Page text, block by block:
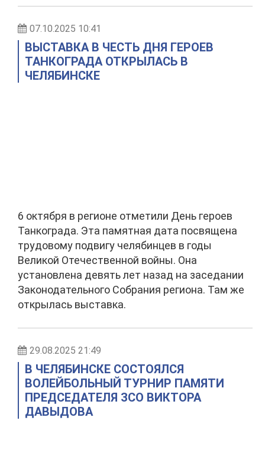
07.10.2025 10:41
ВЫСТАВКА В ЧЕСТЬ ДНЯ ГЕРОЕВ
ТАНКОГРАДА ОТКРЫЛАСЬ В
ЧЕЛЯБИНСКЕ
6 октября в регионе отметили День героев
Танкограда. Эта памятная дата посвящена
трудовому подвигу челябинцев в годы
Великой Отечественной войны. Она
установлена девять лет назад на заседании
Законодательного Собрания региона. Там же
открылась выставка.
29.08.2025 21:49
В ЧЕЛЯБИНСКЕ СОСТОЯЛСЯ
ВОЛЕЙБОЛЬНЫЙ ТУРНИР ПАМЯТИ
ПРЕДСЕДАТЕЛЯ ЗСО ВИКТОРА
ДАВЫДОВА